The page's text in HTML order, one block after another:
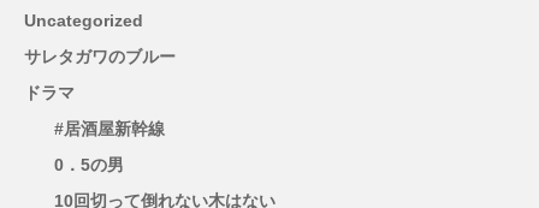
Uncategorized
サレタガワのブルー
ドラマ
#居酒屋新幹線
0．5の男
10回切って倒れない木はない